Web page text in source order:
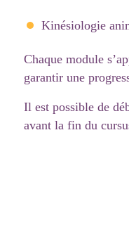
Kinésiologie
Chaque module
garantir une
Il est possible de
avant la fin du